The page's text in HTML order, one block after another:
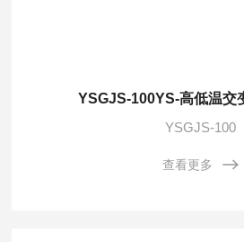
YSGJS-100YS-高低温交
YSGJS-100
查看更多